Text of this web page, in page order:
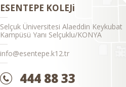
ESENTEPE KOLEJi
Selçuk Üniversitesi Alaeddin Keykubat
Kampüsü Yanı Selçuklu/KONYA
info@esentepe.k12.tr
444 88 33